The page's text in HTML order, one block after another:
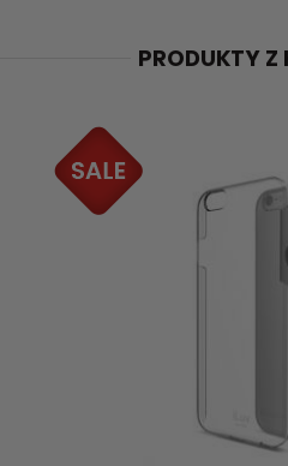
PRODUKTY Z